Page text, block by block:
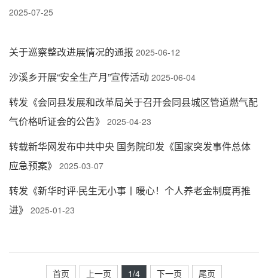
2025-07-25
关于巡察整改进展情况的通报 2025-06-12
沙溪乡开展“安全生产月”宣传活动 2025-06-04
转发《会同县发展和改革局关于召开会同县城区管道燃气配
气价格听证会的公告》 2025-04-23
转载新华网发布中共中央 国务院印发《国家突发事件总体
应急预案》 2025-03-07
转发《新华时评·民生无小事丨暖心！个人养老金制度再推
进》 2025-01-23
首页 上一页 1/4 下一页 尾页